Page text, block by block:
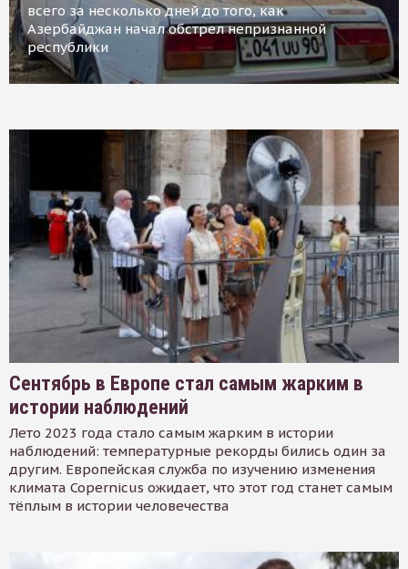
всего за несколько дней до того, как
Азербайджан начал обстрел непризнанной
республики
Сентябрь в Европе стал самым жарким в
истории наблюдений
Лето 2023 года стало самым жарким в истории
наблюдений: температурные рекорды бились один за
другим. Европейская служба по изучению изменения
климата Copernicus ожидает, что этот год станет самым
тёплым в истории человечества